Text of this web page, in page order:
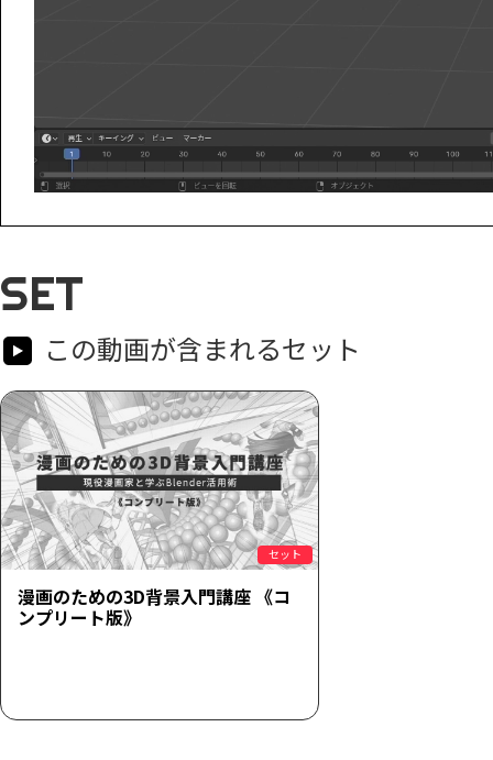
SET
この動画が含まれるセット
セット
漫画のための3D背景入門講座 《コ
ンプリート版》